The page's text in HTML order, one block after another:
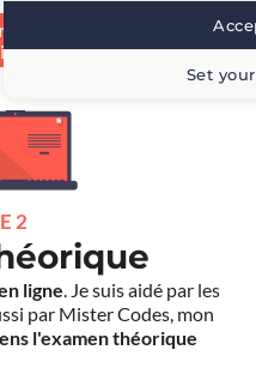
au
30.00 €
2
ligne. Je suis aidé par les
par Mister Codes, mon
l'examen théorique
Set